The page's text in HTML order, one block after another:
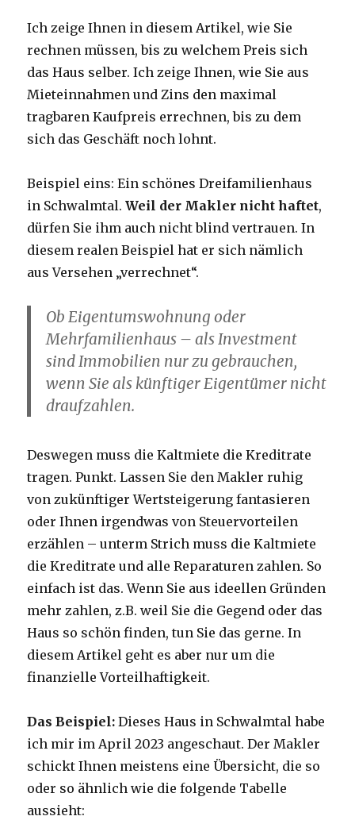
Ich zeige Ihnen in diesem Artikel, wie Sie
rechnen müssen, bis zu welchem Preis sich
das Haus selber. Ich zeige Ihnen, wie Sie aus
Mieteinnahmen und Zins den maximal
tragbaren Kaufpreis errechnen, bis zu dem
sich das Geschäft noch lohnt.
Beispiel eins: Ein schönes Dreifamilienhaus
in Schwalmtal.Weil der Makler nicht haftet,
dürfen Sie ihm auch nicht blind vertrauen. In
diesem realen Beispiel hat er sich nämlich
aus Versehen „verrechnet“.
Ob Eigentumswohnung oder
Mehrfamilienhaus – als Investment
sind Immobilien nur zu gebrauchen,
wenn Sie als künftiger Eigentümer nicht
draufzahlen.
Deswegen muss die Kaltmiete die Kreditrate
tragen. Punkt. Lassen Sie den Makler ruhig
von zukünftiger Wertsteigerung fantasieren
oder Ihnen irgendwas von Steuervorteilen
erzählen – unterm Strich muss die Kaltmiete
die Kreditrate und alle Reparaturen zahlen. So
einfach ist das. Wenn Sie aus ideellen Gründen
mehr zahlen, z.B. weil Sie die Gegend oder das
Haus so schön finden, tun Sie das gerne. In
diesem Artikel geht es aber nur um die
finanzielle Vorteilhaftigkeit.
Das Beispiel: Dieses Haus in Schwalmtal habe
ich mir im April 2023 angeschaut. Der Makler
schickt Ihnen meistens eine Übersicht, die so
oder so ähnlich wie die folgende Tabelle
aussieht: